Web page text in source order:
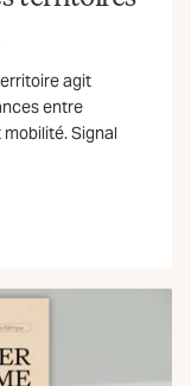
agit
entre
Signal